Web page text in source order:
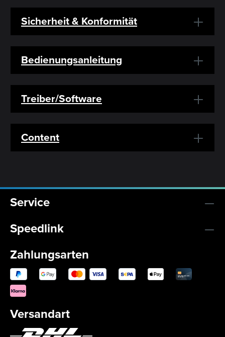
Sicherheit & Konformität
Bedienungsanleitung
Treiber/Software
Content
Service
Speedlink
Zahlungsarten
Versandart